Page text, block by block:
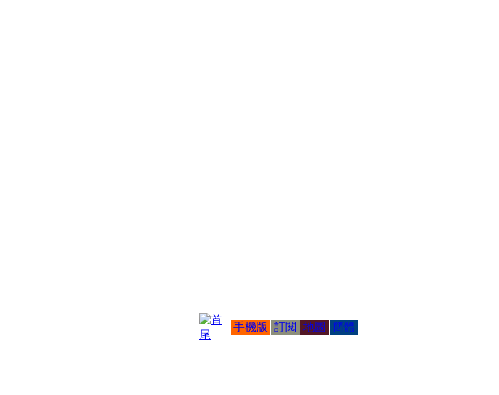
手機版 訂閱 地圖 簡體